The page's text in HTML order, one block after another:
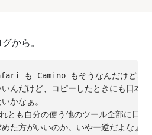
から。
も Camino もそうなんだけど、ア
んだけど、コピーしたときにも日本
かなぁ。
も自分の使う他のツール全部に日本
た方がいいのか。いやー逆だよなぁ。